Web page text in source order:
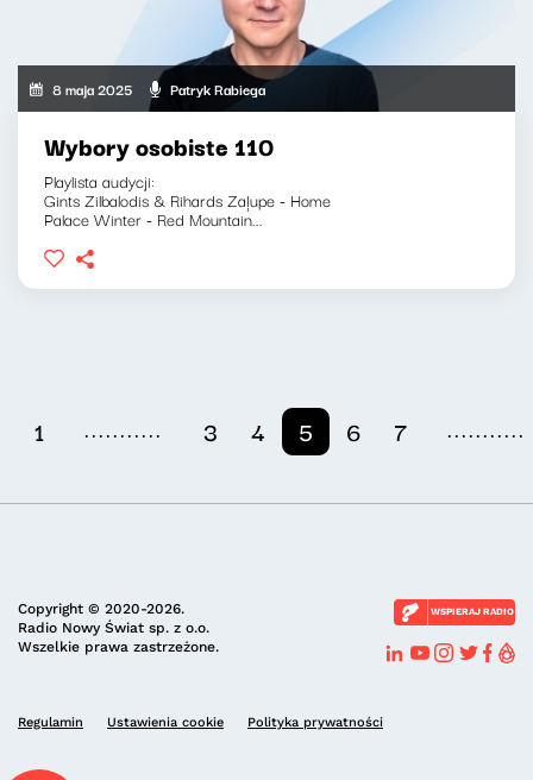
8 maja 2025 Patryk Rabiega
Wybory osobiste 110
Playlista audycji:
Gints Zilbalodis & Rihards Zaļupe - Home
Palace Winter - Red Mountain...
1 ........... 3 4 5 6 7 ...........
Copyright © 2020-2026.
Radio Nowy Świat sp. z o.o.
Wszelkie prawa zastrzeżone.
WSPIERAJ RADIO
Regulamin Ustawienia cookie Polityka prywatności